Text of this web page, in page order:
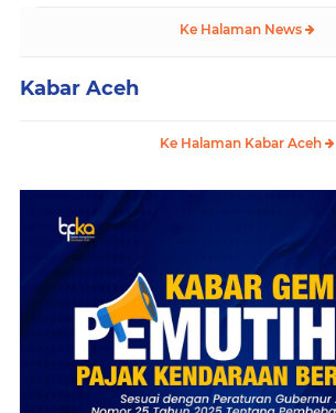
Ke Halaman News
Kabar Aceh
Ke Halaman Kabar Aceh